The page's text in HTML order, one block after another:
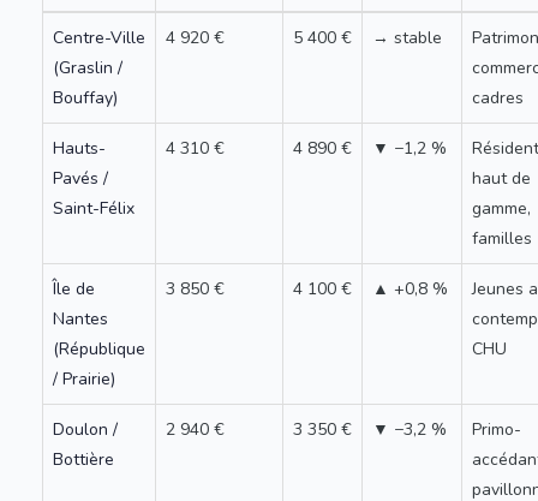
Centre-Ville
(Graslin /
Bouffay)
4 920 € 5 400 € → stable
cadres
Hauts-
Pavés /
Saint-Félix
4 310 € 4 890 € ▼ −1,2 %
haut de
gamme,
familles
Île de
Nantes
(République
/ Prairie)
3 850 € 4 100 € ▲ +0,8 %
Jeunes
CHU
Doulon /
Bottière
2 940 € 3 350 € ▼ −3,2 %
Primo-